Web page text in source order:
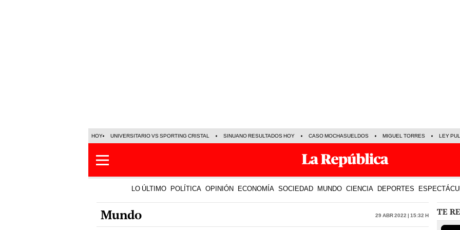
HOY UNIVERSITARIO VS SPORTING CRISTAL SINUANO RESULTADOS HOY CASO MOCHASUELDOS MIGUEL TORRES LEY
LO ÚLTIMO POLÍTICA OPINIÓN ECONOMÍA SOCIEDAD MUNDO CIENCIA DEPORTES
Mundo 29 Abr 2022 | 15:32 h TE